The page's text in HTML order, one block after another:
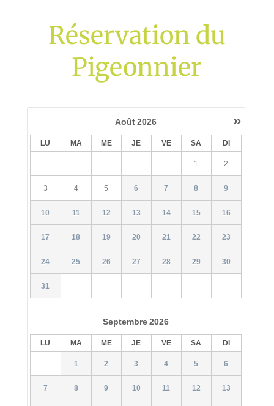
Réservation du
Pigeonnier
»
Août 2026
LU MA ME JE VE SA DI
1 2
3 4 5 6 7 8 9
10 11 12 13 14 15 16
17 18 19 20 21 22 23
24 25 26 27 28 29 30
31
Septembre 2026
LU MA ME JE VE SA DI
1 2 3 4 5 6
7 8 9 10 11 12 13